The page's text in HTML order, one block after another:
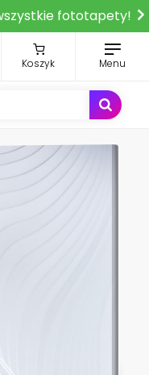
fototapety!
Koszyk Menu